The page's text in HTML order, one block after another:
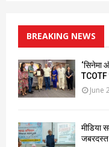
BREAKING NEWS
‘सिनेमा
TCOTF
June
मीडिया
जबरदस्त